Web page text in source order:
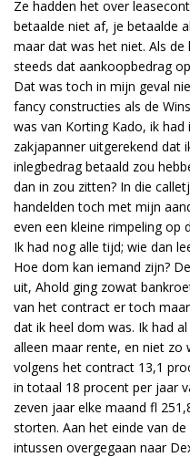
Ze hadden het over
betaalde niet af, je betaalde
maar dat was het niet. Als
steeds dat aankoopbedrag
Dat was toch in mijn geval
fancy constructies als de
was van Korting Kado, ik
zakjapanner uitgerekend dat
inlegbedrag betaald zou
dan in zou zitten? In die
handelden toch met mijn
even een kleine rimpeling op
Ik had nog alle tijd; wie dan
Hoe dom kan iemand zijn?
uit, Ahold ging zowat
van het contract er toch
dat ik heel dom was. Ik had
alleen maar rente, en niet zo
volgens het contract 13,1
in totaal 18 procent per jaar
zeven jaar elke maand fl
storten. Aan het einde van
intussen overgegaan naar